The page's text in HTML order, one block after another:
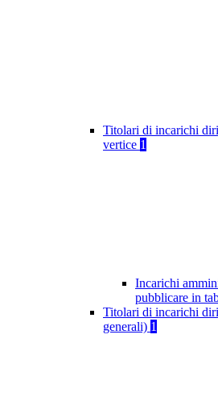
Titolari di incarichi
vertice 1
Incarichi
pubblicare in
Titolari di incarichi
generali) 1